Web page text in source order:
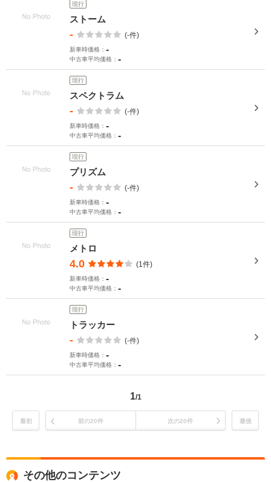
現行
ストーム
- (-件)
新車時価格： -
中古車平均価格： -
現行
スペクトラム
- (-件)
新車時価格： -
中古車平均価格： -
現行
プリズム
- (-件)
新車時価格： -
中古車平均価格： -
現行
メトロ
4.0 (1件)
新車時価格： -
中古車平均価格： -
現行
トラッカー
- (-件)
新車時価格： -
中古車平均価格： -
1/1
最初 前の20件 次の20件 最後
その他のコンテンツ